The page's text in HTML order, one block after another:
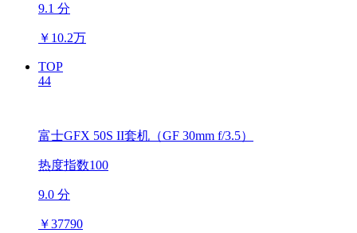
9.1 分
￥ 10.2万
TOP
44
富士GFX 50S II套机（GF 30mm f/3.5）
热度指数100
9.0 分
￥37790